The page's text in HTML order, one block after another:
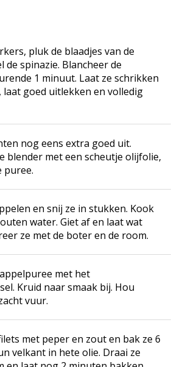
pluk de blaadjes van de
de spinazie. Blancheer de
1 minuut. Laat ze schrikken
laat goed uitlekken en volledig
nog eens extra goed uit.
blender met een scheutje olijfolie,
puree.
en snij ze in stukken. Kook
water. Giet af en laat wat
ze met de boter en de room.
met het
Kruid naar smaak bij. Hou
vuur.
met peper en zout en bak ze 6
velkant in hete olie. Draai ze